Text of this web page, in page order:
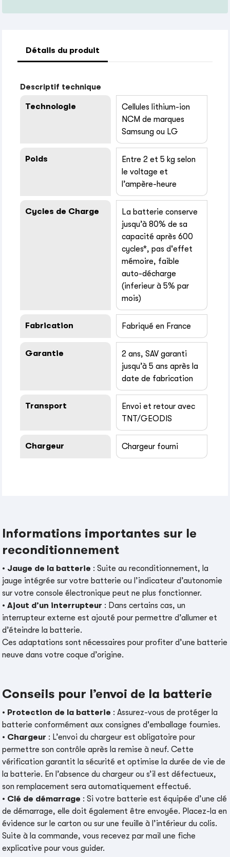
Détails du produit
Descriptif technique
Technologie
Cellules lithium-ion
NCM de marques
Samsung ou LG
Poids
Entre 2 et 5 kg selon
le voltage et
l’ampère-heure
Cycles de Charge
La batterie conserve
jusqu’à 80% de sa
capacité après 600
cycles*, pas d'effet
mémoire, faible
auto-décharge
(inferieur à 5% par
mois)
Fabrication Fabriqué en France
Garantie
2 ans, SAV garanti
jusqu’à 5 ans après la
date de fabrication
Transport
Envoi et retour avec
TNT/GEODIS
Chargeur Chargeur fourni
Informations importantes sur le
reconditionnement
• Jauge de la batterie : Suite au reconditionnement, la
jauge intégrée sur votre batterie ou l’indicateur d’autonomie
sur votre console électronique peut ne plus fonctionner.
•Ajout d’un interrupteur : Dans certains cas, un
interrupteur externe est ajouté pour permettre d’allumer et
d’éteindre la batterie.
Ces adaptations sont nécessaires pour profiter d’une batterie
neuve dans votre coque d’origine.
Conseils pour l’envoi de la batterie
• Protection de la batterie : Assurez-vous de protéger la
batterie conformément aux consignes d'emballage fournies.
• Chargeur : L’envoi du chargeur est obligatoire pour
permettre son contrôle après la remise à neuf. Cette
vérification garantit la sécurité et optimise la durée de vie de
la batterie. En l’absence du chargeur ou s’il est défectueux,
son remplacement sera automatiquement effectué.
• Clé de démarrage : Si votre batterie est équipée d’une clé
de démarrage, elle doit également être envoyée. Placez-la en
évidence sur le carton ou sur une feuille à l’intérieur du colis.
Suite à la commande, vous recevez par mail une fiche
explicative pour vous guider.